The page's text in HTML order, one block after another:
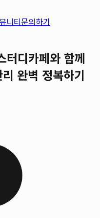
니티문의하기
터디카페와 함께
완벽 정복하기